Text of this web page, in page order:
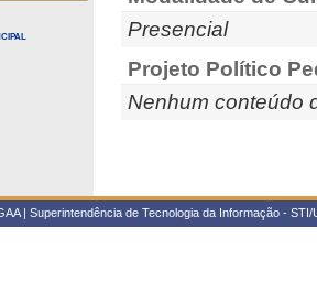
Presencial
Projeto Político
Nenhum conteúdo
| Superintendência de Tecnologia da Informação -